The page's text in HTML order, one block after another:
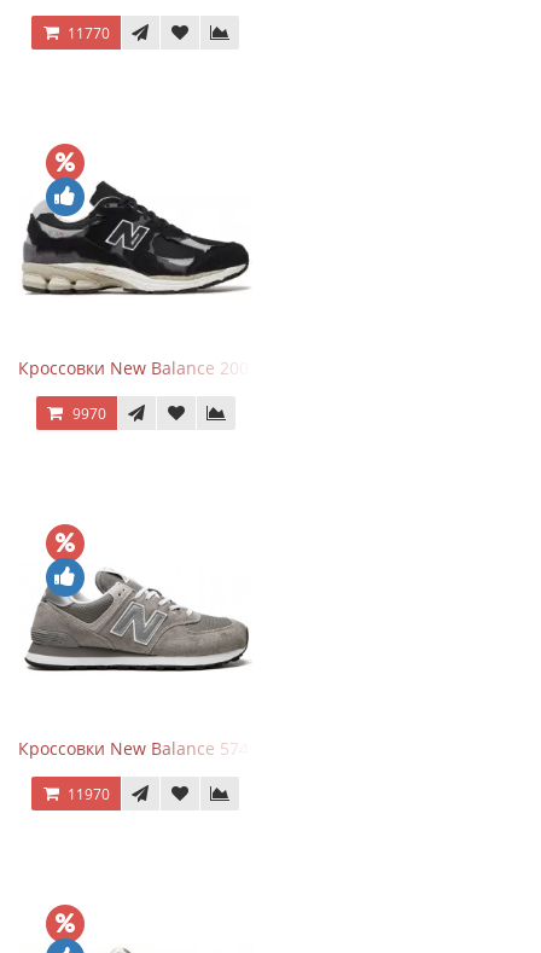
11770
Кроссовки New Balance 2002R Protection Pack Black Grey
9970
Кроссовки New Balance 574 Grey White Silver
11970